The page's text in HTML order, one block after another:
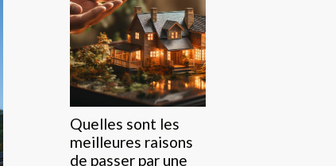
Quelles sont les
meilleures raisons
de passer par une